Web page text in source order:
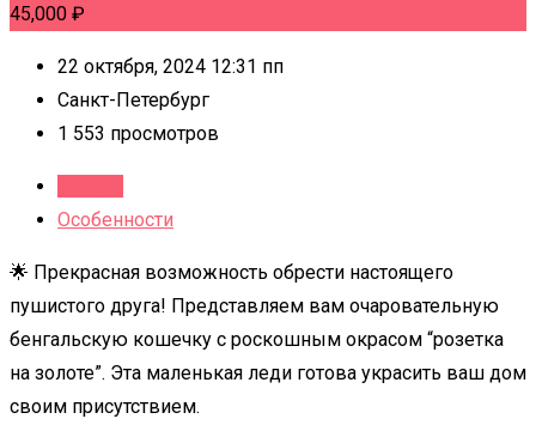
45,000 ₽
22 октября, 2024 12:31 пп
Санкт-Петербург
1 553 просмотров
Особенности
🌟 Прекрасная возможность обрести настоящего
пушистого друга! Представляем вам очаровательную
бенгальскую кошечку с роскошным окрасом “розетка
на золоте”. Эта маленькая леди готова украсить ваш дом
своим присутствием.